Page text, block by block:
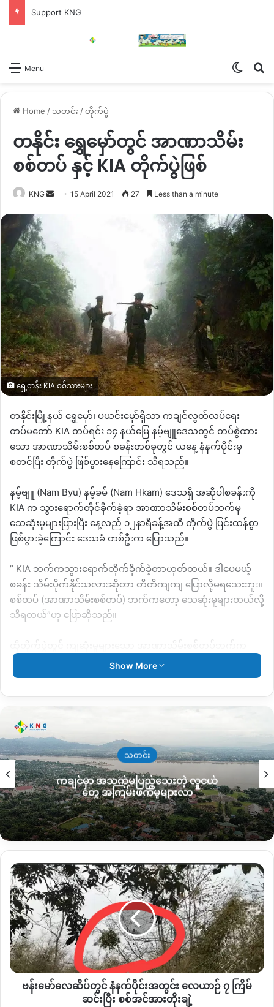
Support KNG
Menu
Home / သတင်း /တိုက်ပွဲ
တနိုင်း ရွှေမှော်တွင် အာဏာသိမ်း
စစ်တပ် နှင့် KIA တိုက်ပွဲဖြစ်
KNG
Send15 April 2021 27 Less than a minute
ရှေ့တန်း KIA စစ်သားများ
တနိုင်းမြို့နယ် ရွှေမှော်၊ ပယင်းမှော်ရှိသာ ကချင်လွတ်လပ်ရေး
တပ်မတော် KIA တပ်ရင်း ၁၄ နယ်မြေ နမ့်ဗျူဒေသတွင် တပ်စွဲထား
သော အာဏာသိမ်းစစ်တပ် စခန်းတစ်ခုတွင် ယနေ့ နံနက်ပိုင်းမှ
စတင်ပြီး တိုက်ပွဲ ဖြစ်ပွားနေကြောင်း သိရသည်။
နမ့်ဗျူ (Nam Byu) နမ့်ခမ် (Nam Hkam) ဒေသရှိ အဆိုပါစခန်းကို
KIA က သွားရောက်တိုင်ခိုက်ခဲ့ရာ အာဏာသိမ်းစစ်တပ်ဘက်မှ
သေဆုံးမူများပြားပြီး နေ့လည် ၁၂နာရီခန့်အထိ တိုက်ပွဲ ပြင်းထန်စွာ
ဖြစ်ပွားခဲ့ကြောင်း ဒေသခံ တစ်ဦးက ပြောသည်။
” KIA ဘက်ကသွားရောက်တိုက်ခိုက်ခဲ့တာဟုတ်တယ်။ ဒါပေမယ့်
စခန်း သိမ်းပိုက်နိုင်သလားဆိုတာ တိတိကျကျ ပြောလို့မရသေးဘူး။
စစ်တပ် (အာဏာသိမ်းစစ်တပ်) ဘက်ကတော့ သေဆုံးမူများတယ်လို့
သိရတယ်”ဟု ပြောဆိုသည်။
ဂျက်တိုက်လေယာဉ် ၂ စီး ဖြင့် လာရောက်ပစ်ခတ်ခဲ့သည်။
သည် ယခင် ၂၀၁၄ ခုနှစ်တုန်းက အာဏာသိမ်းစစ်တပ်၏ အင်အား
သုံး ထိုးစစ်ဆင် သိမ်းပိုက်ခဲ့သော နေရာဖြစ်သည်ဟု သိရသည်။
ထို့နောက် ၂၀၁၇ ခုနှစ် ထိုနေရာရှိ ဒေသခံများအပါအဝင် ရွှေ၊ ပယင်း
တူးဖော်နေသော ပြည်သူများအားလုံး ကို ထွက်ခွာသွားရန် စစ်တပ်
က ရဟတ်ယာဉ်ဖြင့် စာဖြန့်ခဲ့ပြီးနောက် တိုက်ပွဲ ပြင်းထန်စွာ ဖြစ်ပွား
ခဲ့သော နေရာဖြစ်သည်။
Copy URL
Show More
သတင်း
ကချင်မှာ အသက်မပြည့်သေးတဲ့ လူငယ်
တွေ အကြမ်းဖက်မှုများလာ
ဗန်း
မော်
လေဆိပ်
တွင်
နံနက်
ပိုင်း
အတွင်း
လေယာဉ်
၇
ကြိမ်ဗန်းမော်လေဆိပ်တွင် နံနက်ပိုင်းအတွင်း လေယာဉ် ၇ ကြိမ်
ဆင်းပြီး စစ်အင်အားတိုးချဲ့